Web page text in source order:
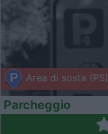
Area di sosta (PS)
Parcheggio